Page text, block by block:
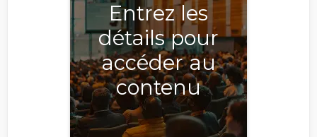
Entrez les
détails pour
accéder au
contenu